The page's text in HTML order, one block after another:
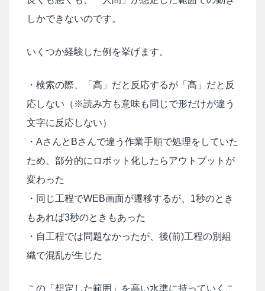
しかできないのです。
いくつか経験した例を挙げます。
・検索の際、「高」だと反応するが「髙」だと反
応しない（※読み方も意味も同じで形だけが違う
文字に反応しない）
・AさんとBさんで違う作業手順で処理をしていた
ため、部分的にロボット化したらアウトプットが
変わった
・同じ工程でWEB画面が遷移するが、1秒のとき
もあれば3秒のときもあった
・自工程では問題なかったが、後(前)工程の別組
織で混乱が生じた
この「想定した範囲」を高い水準に持っていくこ